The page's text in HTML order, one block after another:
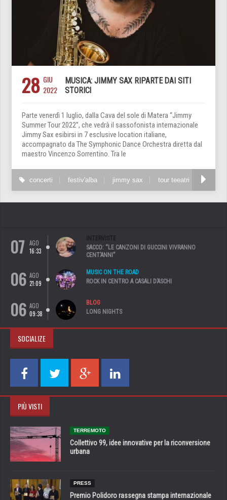
28 GIU
2022
MUSICA: JIMMY SAX RIPARTE DAI SITI
STORICI
Parte venerdì 1 luglio, dalla Cava del sole di Matera “Jimmy
Summer Tour 2022”, che vedrà il sassofonista internazionale
Jimmy Sax esibirsi in 7 esclusive location italiane,
accompagnato da The Symphonic Dance Orchestra diretta dal
maestro Vincenzo Sorrentino. Tra le
concerti festiv'alba jimmy sax tour teeatri
07
AGO
16:33
INTERVISTE
SACCO: “LE CANZONI DI GUCCINI VIVRANNO
CENT’ANNI”
06 AGO
21:09
MUSIC ON THE ROAD
ROCK IN CENTRO A CASALI D’ASCHI
06 AGO
09:38
BLOG
LONG NIGHTS
SOCIALIZE
PIÙ VISTI
TERREMOTO
Collettivo 99, idee innovative per la riconversione
urbana
PRESS
Premio Polidoro rassegna stampa internazionale